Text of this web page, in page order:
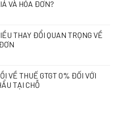
VÀ HÓA ĐƠN?
2026:
THAY ĐỔI QUAN TRỌNG VỀ
01/2026:
VỀ THUẾ GTGT 0% ĐỐI VỚI
TẠI CHỖ